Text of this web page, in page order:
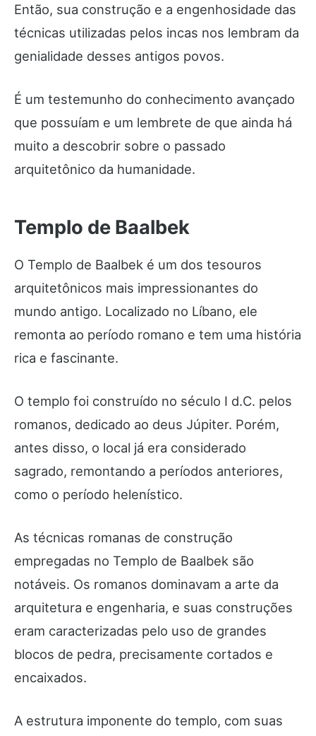
Então, sua construção e a engenhosidade das
técnicas utilizadas pelos incas nos lembram da
genialidade desses antigos povos.
É um testemunho do conhecimento avançado
que possuíam e um lembrete de que ainda há
muito a descobrir sobre o passado
arquitetônico da humanidade.
Templo de Baalbek
O Templo de Baalbek é um dos tesouros
arquitetônicos mais impressionantes do
mundo antigo. Localizado no Líbano, ele
remonta ao período romano e tem uma história
rica e fascinante.
O templo foi construído no século I d.C. pelos
romanos, dedicado ao deus Júpiter. Porém,
antes disso, o local já era considerado
sagrado, remontando a períodos anteriores,
como o período helenístico.
As técnicas romanas de construção
empregadas no Templo de Baalbek são
notáveis. Os romanos dominavam a arte da
arquitetura e engenharia, e suas construções
eram caracterizadas pelo uso de grandes
blocos de pedra, precisamente cortados e
encaixados.
A estrutura imponente do templo, com suas